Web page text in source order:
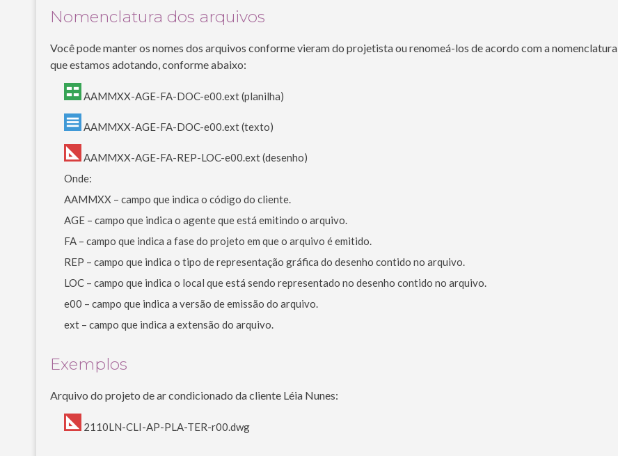
Nomenclatura dos arquivos
Você pode manter os nomes dos arquivos conforme vieram do projetista ou renomeá-los de acordo com a nomenclatura
que estamos adotando, conforme abaixo:
AAMMXX-AGE-FA-DOC-e00.ext (planilha)
AAMMXX-AGE-FA-DOC-e00.ext (texto)
AAMMXX-AGE-FA-REP-LOC-e00.ext (desenho)
Onde:
AAMMXX – campo que indica o código do cliente.
AGE – campo que indica o agente que está emitindo o arquivo.
FA – campo que indica a fase do projeto em que o arquivo é emitido.
REP – campo que indica o tipo de representação gráfica do desenho contido no arquivo.
LOC – campo que indica o local que está sendo representado no desenho contido no arquivo.
e00 – campo que indica a versão de emissão do arquivo.
ext – campo que indica a extensão do arquivo.
Exemplos
Arquivo do projeto de ar condicionado da cliente Léia Nunes:
2110LN-CLI-AP-PLA-TER-r00.dwg